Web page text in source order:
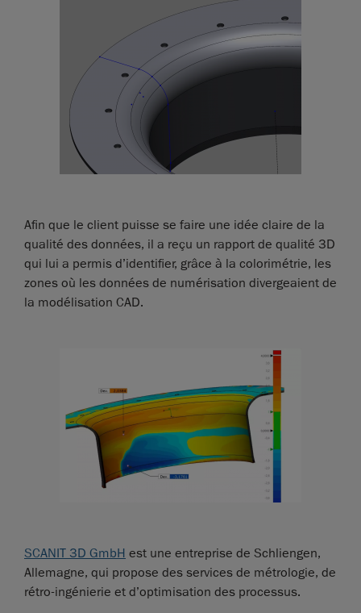
Afin que le client puisse se faire une idée claire de la
qualité des données, il a reçu un rapport de qualité 3D
qui lui a permis d’identifier, grâce à la colorimétrie, les
zones où les données de numérisation divergeaient de
la modélisation CAD.
SCANIT 3D GmbH est une entreprise de Schliengen,
Allemagne, qui propose des services de métrologie, de
rétro-ingénierie et d’optimisation des processus.